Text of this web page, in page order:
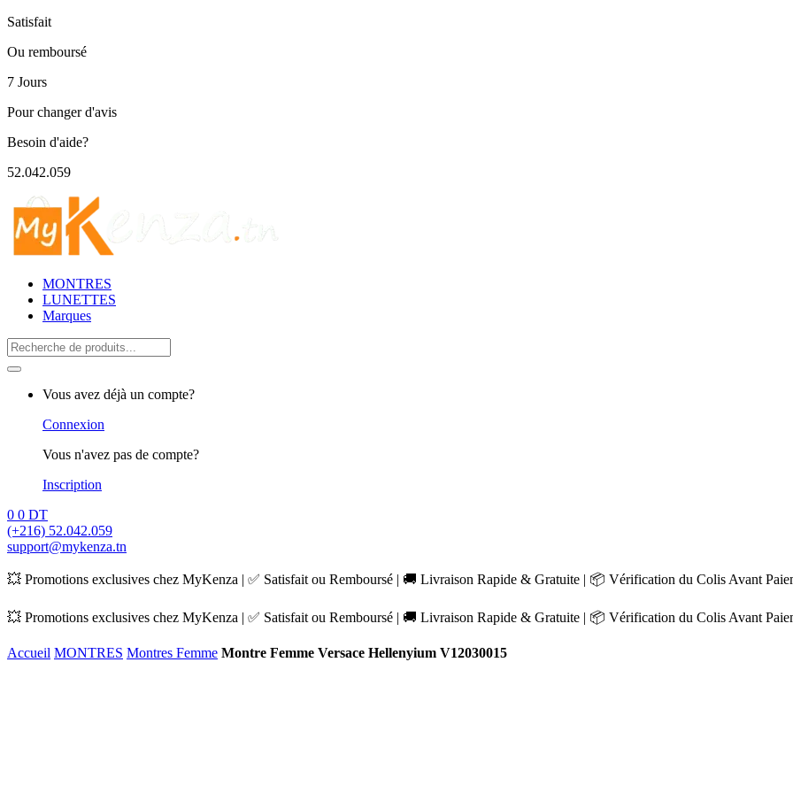
Satisfait
Ou remboursé
7 Jours
Pour changer d'avis
Besoin d'aide?
52.042.059
MONTRES
LUNETTES
Marques
Search
for:
Vous avez déjà un compte?
Connexion
Vous n'avez pas de compte?
Inscription
0 0 DT
(+216) 52.042.059
support@mykenza.tn
💥 Promotions exclusives chez MyKenza | ✅ Satisfait ou Remboursé | 🚚 Livraison Rapide & Gratuite | 📦 Vérification du Colis Avant
💥 Promotions exclusives chez MyKenza | ✅ Satisfait ou Remboursé | 🚚 Livraison Rapide & Gratuite | 📦 Vérification du Colis Avant
Accueil MONTRES Montres Femme Montre Femme Versace Hellenyium V12030015